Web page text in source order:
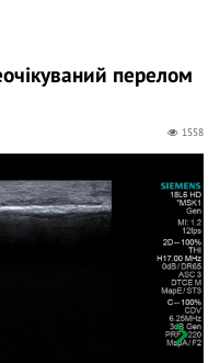
перелом
1558